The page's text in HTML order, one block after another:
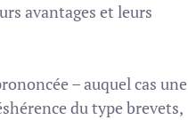
avantages et leurs
– auquel cas une
du type brevets,